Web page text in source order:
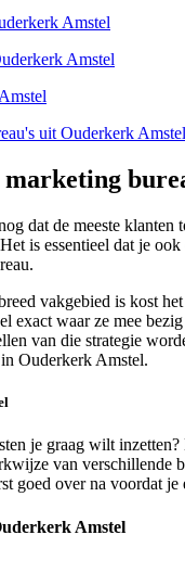
Amstel
Amstel
uit Ouderkerk Amstel
marketing
dat de meeste
is essentieel dat je
vakgebied is kost
exact waar ze mee
van die strategie
Ouderkerk Amstel.
je graag wilt
van verschillende
goed over na voordat je
Amstel